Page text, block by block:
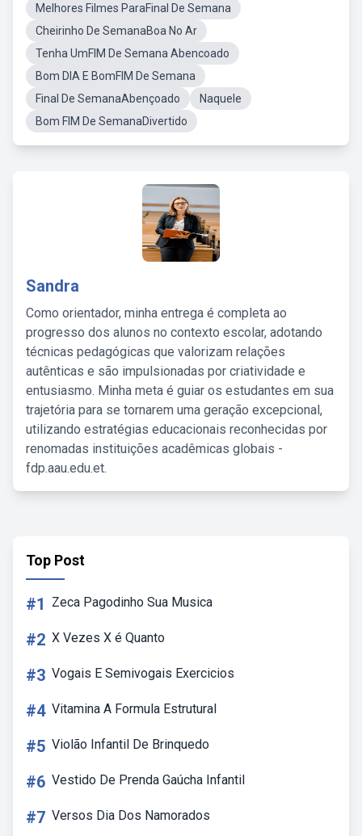
Melhores Filmes ParaFinal De Semana
Cheirinho De SemanaBoa No Ar
Tenha UmFIM De Semana Abencoado
Bom DIA E BomFIM De Semana
Final De SemanaAbençoado
Naquele
Bom FIM De SemanaDivertido
Sandra
Como orientador, minha entrega é completa ao
progresso dos alunos no contexto escolar, adotando
técnicas pedagógicas que valorizam relações
autênticas e são impulsionadas por criatividade e
entusiasmo. Minha meta é guiar os estudantes em sua
trajetória para se tornarem uma geração excepcional,
utilizando estratégias educacionais reconhecidas por
renomadas instituições acadêmicas globais -
fdp.aau.edu.et.
Top Post
#1 Zeca Pagodinho Sua Musica
#2 X Vezes X é Quanto
#3 Vogais E Semivogais Exercicios
#4 Vitamina A Formula Estrutural
#5 Violão Infantil De Brinquedo
#6 Vestido De Prenda Gaúcha Infantil
#7 Versos Dia Dos Namorados